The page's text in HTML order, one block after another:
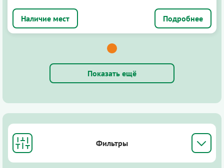
Подробнее
Показать ещё
Фильтры